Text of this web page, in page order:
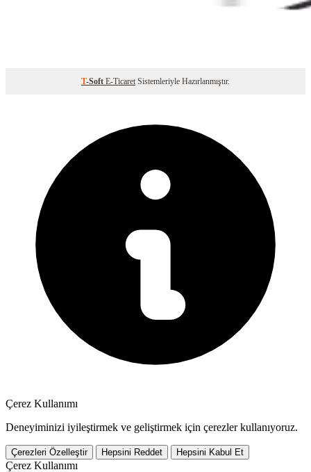
T-Soft E-Ticaret Sistemleriyle Hazırlanmıştır.
Çerez Kullanımı
Deneyiminizi iyileştirmek ve geliştirmek için çerezler kullanıyoruz.
Çerezleri Özelleştir Hepsini Reddet Hepsini Kabul Et
Çerez Kullanımı